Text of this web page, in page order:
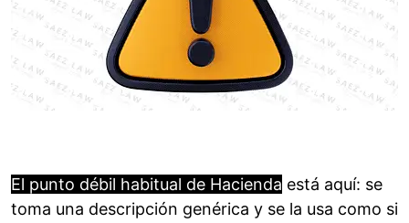
El punto débil habitual de Hacienda está aquí: se
toma una descripción genérica y se la usa como si